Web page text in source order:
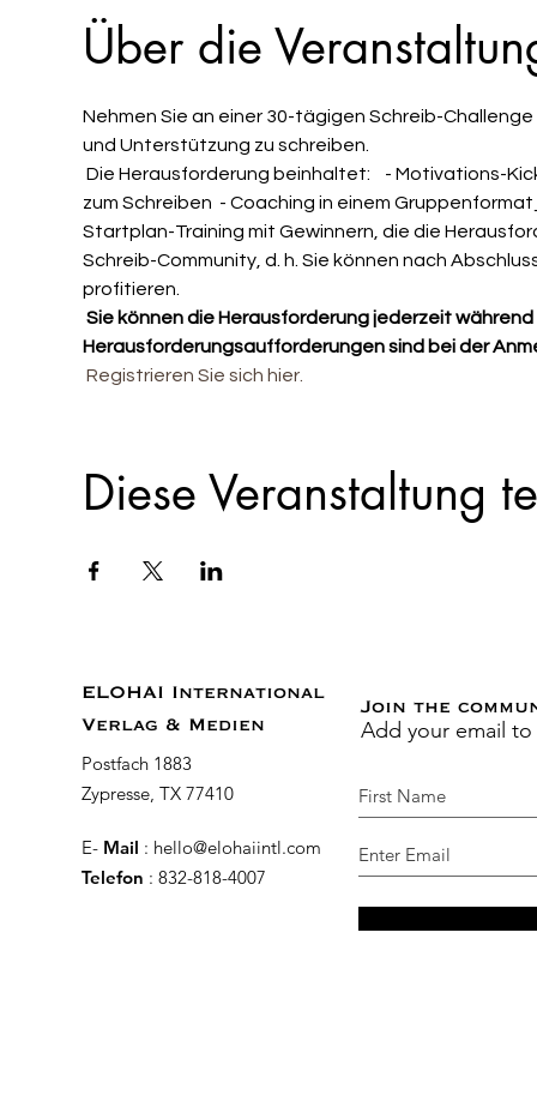
Über die
Nehmen Sie an einer 30-tägigen Schreib-
und Unterstützung zu schreiben.
zum Schreiben  - Coaching in einem
Startplan-Training mit Gewinnern, die die
Schreib-Community, d. h. Sie können nach
profitieren.
Sie können die Herausforderung jederzeit
Herausforderungsaufforderungen sind bei der
Registrieren Sie sich hier.
Diese Veranstaltung
ELOHAI International
Verlag & Medien
Postfach 1883
Zypresse, TX 77410
E- Mail : hello@elohaiintl.com
Telefon : 832-818-4007
Join the
Add your email